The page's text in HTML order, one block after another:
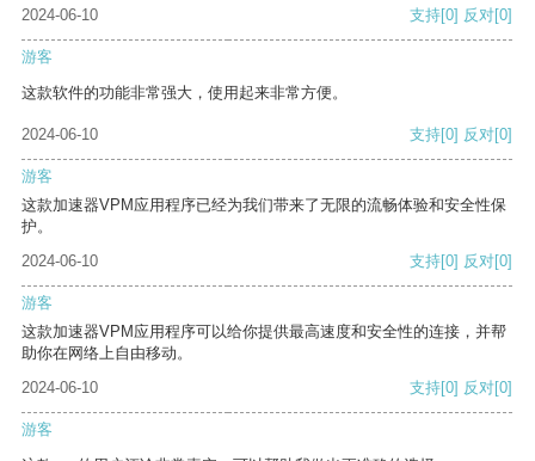
2024-06-10 支持[0] 反对[0]
游客
这款软件的功能非常强大，使用起来非常方便。
2024-06-10 支持[0] 反对[0]
游客
这款加速器VPM应用程序已经为我们带来了无限的流畅体验和安全性保
护。
2024-06-10
支持[0] 反对[0]
游客
这款加速器VPM应用程序可以给你提供最高速度和安全性的连接，并帮
助你在网络上自由移动。
2024-06-10
支持[0] 反对[0]
游客